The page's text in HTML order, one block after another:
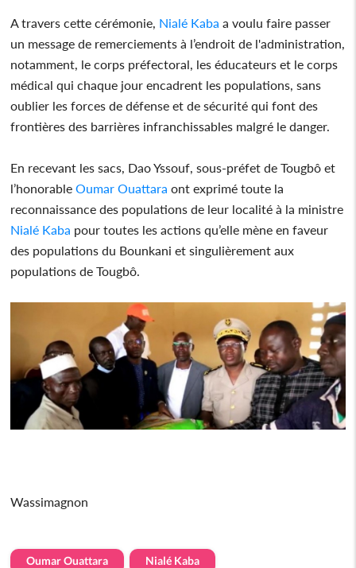
A travers cette cérémonie, Nialé Kaba a voulu faire passer
un message de remerciements à l’endroit de l'administration,
notamment, le corps préfectoral, les éducateurs et le corps
médical qui chaque jour encadrent les populations, sans
oublier les forces de défense et de sécurité qui font des
frontières des barrières infranchissables malgré le danger.
En recevant les sacs, Dao Yssouf, sous-préfet de Tougbô et
l’honorableOumar Ouattara ont exprimé toute la
reconnaissance des populations de leur localité à la ministre
Nialé Kaba pour toutes les actions qu’elle mène en faveur
des populations du Bounkani et singulièrement aux
populations de Tougbô.
Wassimagnon
Oumar Ouattara Nialé Kaba